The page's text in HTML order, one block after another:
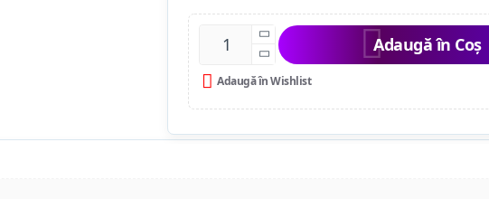
Adaugă în Coș
Adaugă în Wishlist